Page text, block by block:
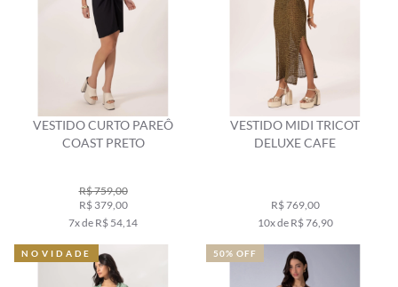
VESTIDO CURTO PAREÔ
COAST PRETO
R$ 759,00
R$ 379,00
7x de R$ 54,14
VESTIDO MIDI TRICOT
DELUXE CAFE
R$ 769,00
10x de R$ 76,90
NOVIDADE 50% OFF